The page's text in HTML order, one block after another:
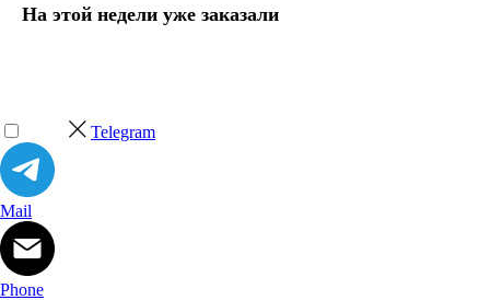
На этой недели уже заказали
Telegram
Mail
Phone